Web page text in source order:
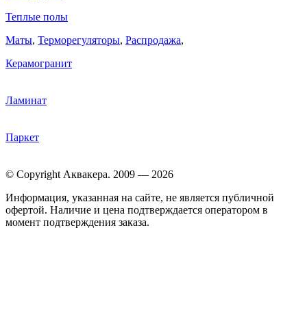
Теплые полы
Маты, Терморегуляторы, Распродажа,
Керамогранит
Ламинат
Паркет
© Copyright Аквакера. 2009 — 2026
Информация, указанная на сайте, не является публичной
офертой. Наличие и цена подтверждается оператором в
момент подтверждения заказа.